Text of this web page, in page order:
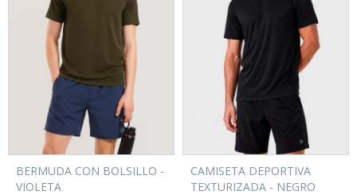
BERMUDA CON BOLSILLO -
VIOLETA
CAMISETA DEPORTIVA
TEXTURIZADA - NEGRO